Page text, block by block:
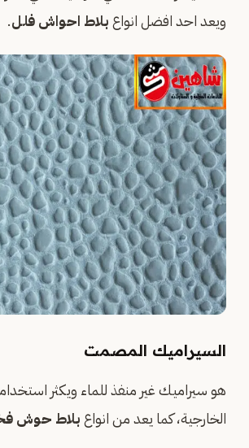
ويعد احد افضل انواعبلاط احواش فلل.
السيراميك المصمت
هو سيراميك غير منفذ للماء ويكثر
الخارجية، كما يعد من انواعبلاط حوش